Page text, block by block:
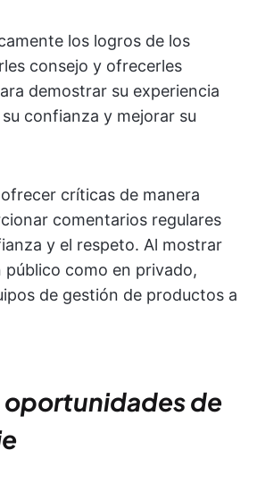
los logros de los
consejo y ofrecerles
demostrar su experiencia
confianza y mejorar su
críticas de manera
comentarios regulares
y el respeto. Al mostrar
como en privado,
de gestión de productos a
oportunidades de